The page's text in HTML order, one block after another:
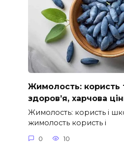
Жимолость:
здоров’я, харчова
Жимолость: користь і
жимолость користь і
0 10